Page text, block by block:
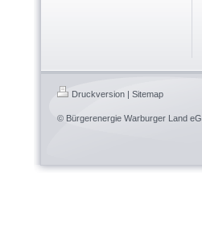
Druckversion | Sitemap
© Bürgerenergie Warburger Land eG